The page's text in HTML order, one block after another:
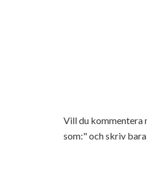
Vill du kommentera
som:" och skriv